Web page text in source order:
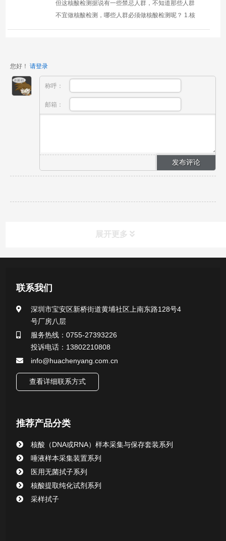
但这核酸检测据说有一些禁忌人群，不知道那些人群
不宜做核酸检测，哪些人群必须做核酸检测呢？ 1.核
您好！ 请登录
称呼：
邮箱：
展开更多
行业新闻
联系我们
深圳市宝安区新桥街道黄埔社区上南东路128号4
号厂房八层
服务热线：0755-27393226
投诉电话：13802210808
info@huachenyang.com.cn
查看详细联系方式
推荐产品分类
核酸（DNA或RNA）样本采集与保存套装系列
唾液样本采集装置系列
医用无菌拭子系列
核酸提取纯化试剂系列
采样拭子